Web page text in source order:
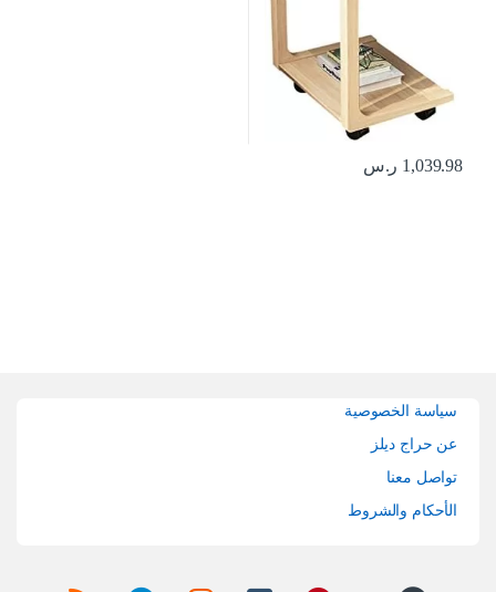
1,039.98 ر.س
سياسة الخصوصية
عن حراج ديلز
تواصل معنا
الأحكام والشروط